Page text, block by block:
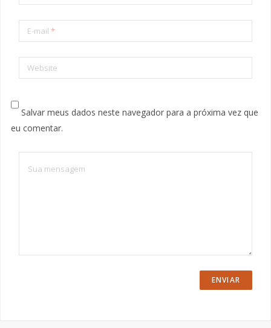
E-mail *
Website
Salvar meus dados neste navegador para a próxima vez que
eu comentar.